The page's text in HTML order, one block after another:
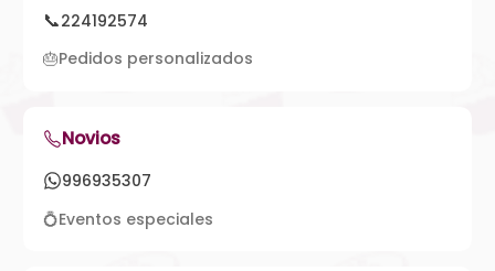
📞224192574
🎂Pedidos personalizados
Novios
996935307
💍Eventos especiales